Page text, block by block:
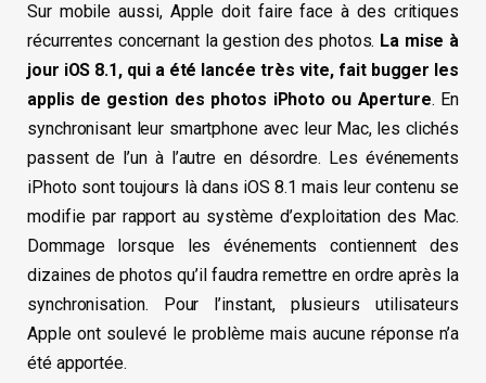
Sur mobile aussi, Apple doit faire face à des critiques
récurrentes concernant la gestion des photos. La mise à
jour iOS 8.1, qui a été lancée très vite, fait bugger les
applis de gestion des photos iPhoto ou Aperture. En
synchronisant leur smartphone avec leur Mac, les clichés
passent de l’un à l’autre en désordre. Les événements
iPhoto sont toujours là dans iOS 8.1 mais leur contenu se
modifie par rapport au système d’exploitation des Mac.
Dommage lorsque les événements contiennent des
dizaines de photos qu’il faudra remettre en ordre après la
synchronisation. Pour l’instant, plusieurs utilisateurs
Apple ont soulevé le problème mais aucune réponse n’a
été apportée.